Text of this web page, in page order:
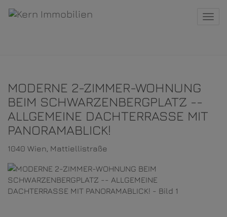
MODERNE 2-ZIMMER-WOHNUNG
BEIM SCHWARZENBERGPLATZ --
ALLGEMEINE DACHTERRASSE MIT
PANORAMABLICK!
1040 Wien , Mattiellistraße